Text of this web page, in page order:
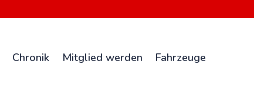
Chronik Mitglied werden Fahrzeuge